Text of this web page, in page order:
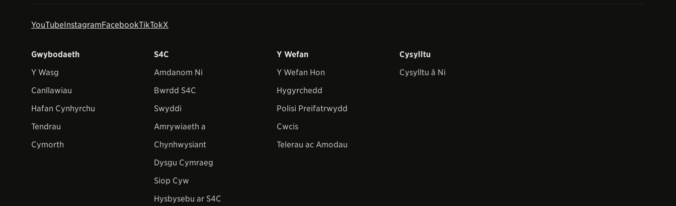
YouTubeInstagramFacebookTikTokX
Gwybodaeth
Y Wasg
Canllawiau
Hafan Cynhyrchu
Tendrau
Cymorth
S4C
Amdanom Ni
Bwrdd S4C
Swyddi
Amrywiaeth a
Chynhwysiant
Dysgu Cymraeg
Siop Cyw
Hysbysebu ar S4C
Y Wefan
Y Wefan Hon
Hygyrchedd
Polisi Preifatrwydd
Cwcis
Telerau ac Amodau
Cysylltu
Cysylltu â Ni